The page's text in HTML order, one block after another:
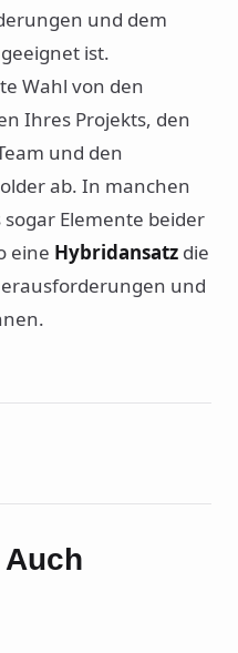
und dem
ist.
Wahl von den
Ihres Projekts, den
und den
ab. In manchen
Elemente beider
eine Hybridansatz die
und